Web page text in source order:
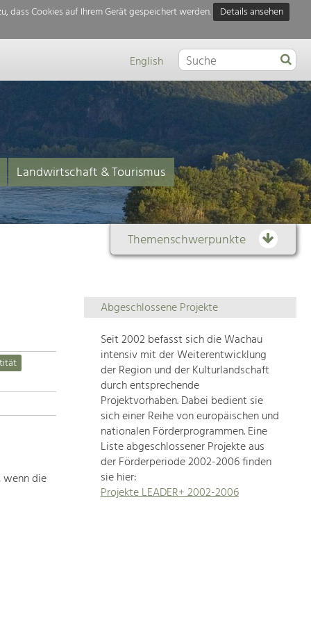
dass Cookies auf Ihrem Gerät gespeichert werden.
Details ansehen
English
Landwirtschaft & Tourismus
Themenschwerpunkte
Themenübersicht
Die
Regionalentwicklung
in
unserer
Region
ist
sehr
vielfältig.
Deshalb
geben
wir
hier
wenn die
Abgeschlossene Projekte
Seit 2002 befasst sich die Wachau
intensiv mit der Weiterentwicklung
der Region und der Kulturlandschaft
durch entsprechende
Projektvorhaben. Dabei bedient sie
sich einer Reihe von europäischen und
nationalen Förderprogrammen. Eine
Liste abgeschlossener Projekte aus
der Förderperiode 2002-2006 finden
sie hier:
Projekte LEADER+ 2002-2006